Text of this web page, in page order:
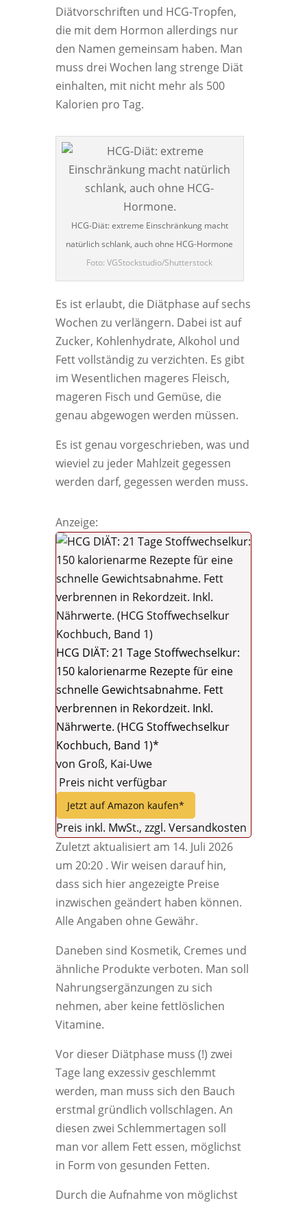
Diätvorschriften und HCG-Tropfen,
die mit dem Hormon allerdings nur
den Namen gemeinsam haben. Man
muss drei Wochen lang strenge Diät
einhalten, mit nicht mehr als 500
Kalorien pro Tag.
HCG-Diät: extreme Einschränkung macht
natürlich schlank, auch ohne HCG-Hormone
Foto: VGStockstudio/Shutterstock
Es ist erlaubt, die Diätphase auf sechs
Wochen zu verlängern. Dabei ist auf
Zucker, Kohlenhydrate, Alkohol und
Fett vollständig zu verzichten. Es gibt
im Wesentlichen mageres Fleisch,
mageren Fisch und Gemüse, die
genau abgewogen werden müssen.
Es ist genau vorgeschrieben, was und
wieviel zu jeder Mahlzeit gegessen
werden darf, gegessen werden muss.
Anzeige:
HCG DIÄT: 21 Tage Stoffwechselkur:
150 kalorienarme Rezepte für eine
schnelle Gewichtsabnahme. Fett
verbrennen in Rekordzeit. Inkl.
Nährwerte. (HCG Stoffwechselkur
Kochbuch, Band 1)*
von Groß, Kai-Uwe
Preis nicht verfügbar
Jetzt auf Amazon kaufen*
Preis inkl. MwSt., zzgl. Versandkosten
Zuletzt aktualisiert am 14. Juli 2026
um 20:20 . Wir weisen darauf hin,
dass sich hier angezeigte Preise
inzwischen geändert haben können.
Alle Angaben ohne Gewähr.
Daneben sind Kosmetik, Cremes und
ähnliche Produkte verboten. Man soll
Nahrungsergänzungen zu sich
nehmen, aber keine fettlöslichen
Vitamine.
Vor dieser Diätphase muss (!) zwei
Tage lang exzessiv geschlemmt
werden, man muss sich den Bauch
erstmal gründlich vollschlagen. An
diesen zwei Schlemmertagen soll
man vor allem Fett essen, möglichst
in Form von gesunden Fetten.
Durch die Aufnahme von möglichst